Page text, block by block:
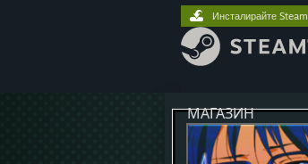
МАГАЗИН
Инсталирайте Steam